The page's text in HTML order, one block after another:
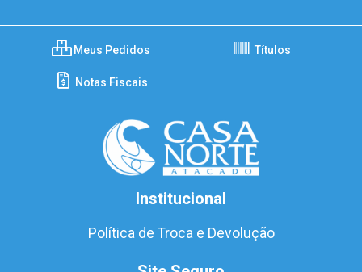
Meus Pedidos Títulos
Notas Fiscais
Institucional
Política de Troca e Devolução